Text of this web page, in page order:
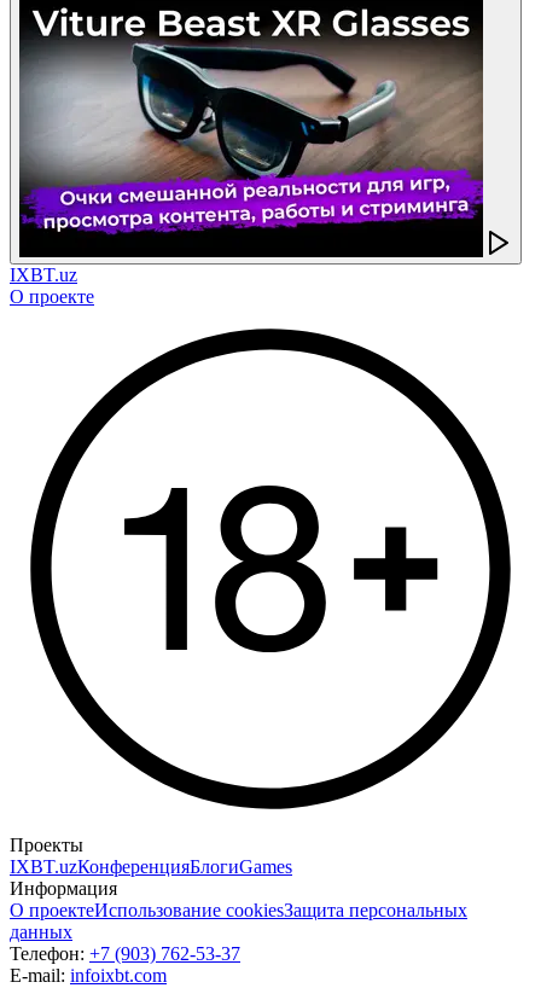
IXBT.uz
О проекте
Проекты
IXBT.uzКонференцияБлогиGames
Информация
О проектеИспользование cookiesЗащита персональных
данных
Телефон: +7 (903) 762-53-37
E-mail: infoixbt.com